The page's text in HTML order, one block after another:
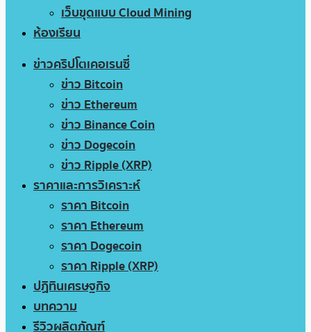
เว็บขุดแบบ Cloud Mining
ห้องเรียน
ข่าวคริปโตเคอเรนซี่
ข่าว Bitcoin
ข่าว Ethereum
ข่าว Binance Coin
ข่าว Dogecoin
ข่าว Ripple (XRP)
ราคาและการวิเคราะห์
ราคา Bitcoin
ราคา Ethereum
ราคา Dogecoin
ราคา Ripple (XRP)
ปฏิทินเศรษฐกิจ
บทความ
รีวิวผลิตภัณฑ์